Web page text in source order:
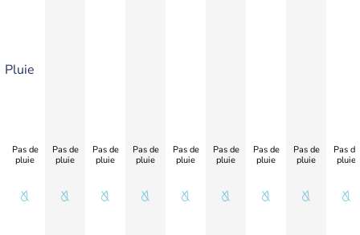
Pluie
Pas de
pluie
Pas de
pluie
Pas de
pluie
Pas de
pluie
Pas de
pluie
Pas de
pluie
Pas de
pluie
Pas de
pluie
Pas de
pluie